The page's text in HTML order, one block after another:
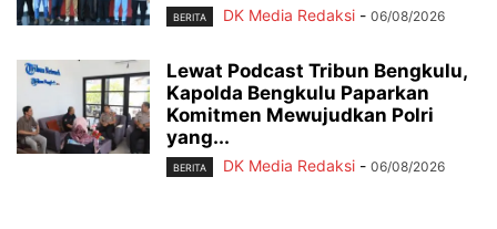
BERITA DK Media Redaksi - 06/08/2026
Lewat Podcast Tribun Bengkulu,
Kapolda Bengkulu Paparkan
Komitmen Mewujudkan Polri
yang...
BERITA DK Media Redaksi - 06/08/2026